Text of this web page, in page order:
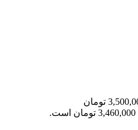
قیمت اصلی 3,500,000 تومان